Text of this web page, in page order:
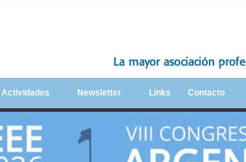
Newsletter Links Contacto